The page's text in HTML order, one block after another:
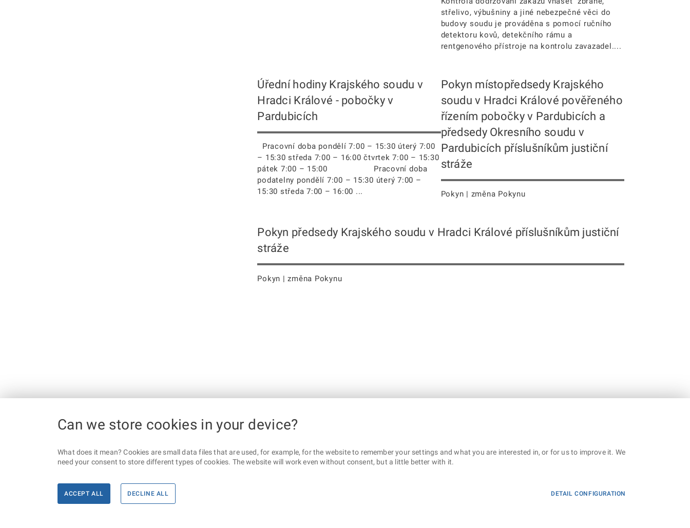
střelivo, výbušniny a jiné nebezpečné věci do
budovy soudu je prováděna s pomocí ručního
detektoru kovů, detekčního rámu a
rentgenového přístroje na kontrolu zavazadel....
Úřední hodiny Krajského soudu v
Hradci Králové - pobočky v
Pardubicích
Pracovní doba pondělí 7:00 – 15:30 úterý 7:00
– 15:30 středa 7:00 – 16:00 čtvrtek 7:00 – 15:30
pátek 7:00 – 15:00 Pracovní doba
podatelny pondělí 7:00 – 15:30 úterý 7:00 –
15:30 středa 7:00 – 16:00 ...
Pokyn místopředsedy Krajského
soudu v Hradci Králové pověřeného
řízením pobočky v Pardubicích a
předsedy Okresního soudu v
Pardubicích příslušníkům justiční
stráže
Pokyn | změna Pokynu
Pokyn předsedy Krajského soudu v Hradci Králové příslušníkům justiční
stráže
Pokyn | změna Pokynu
Can we store cookies in your device?
What does it mean? Cookies are small data files that are used, for example, for the website to remember your settings and what you are interested in, or for us to improve it. We
need your consent to store different types of cookies. The website will work even without consent, but a little better with it.
ACCEPT ALL DECLINE ALL DETAIL CONFIGURATION